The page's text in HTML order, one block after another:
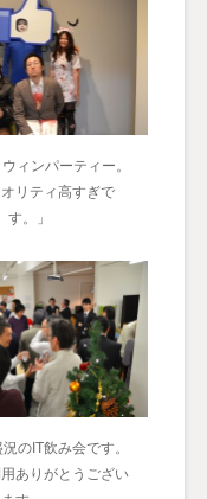
ィンパーティー。
リティ高すぎで
す。」
のIT飲み会です。
ありがとうござい